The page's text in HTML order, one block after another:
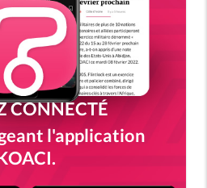
CONNECTÉ
l'application